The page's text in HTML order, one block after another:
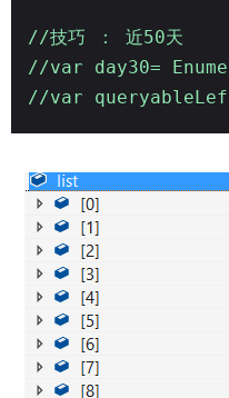
//技巧 ： 近50天
//var day30=
//var